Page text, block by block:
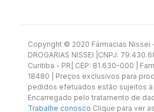
Copyright ©️ 2020 Fármacias Nissei
DROGARIAS NISSEI |CNPJ:
Curitiba - PR| CEP: 81.630-000 |
18480 | Preços exclusivos para
pedidos efetuados estão sujeitos
Encarregado pelo tratamento de
Trabalhe conosco Clique para ver